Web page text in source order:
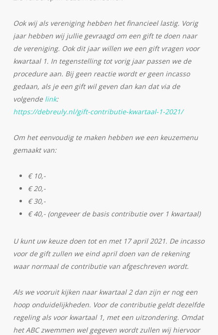
Ook wij als vereniging hebben het financieel lastig. Vorig
jaar hebben wij jullie gevraagd om een gift te doen naar
de vereniging. Ook dit jaar willen we een gift vragen voor
kwartaal 1. In tegenstelling tot vorig jaar passen we de
procedure aan. Bij geen reactie wordt er geen incasso
gedaan, als je een gift wil geven dan kan dat via de
volgende link:
https://debreuly.nl/gift-contributie-kwartaal-1-2021/
Om het eenvoudig te maken hebben we een keuzemenu
gemaakt van:
€ 10,-
€ 20,-
€ 30,-
€ 40,- (ongeveer de basis contributie over 1 kwartaal)
U kunt uw keuze doen tot en met 17 april 2021. De incasso
voor de gift zullen we eind april doen van de rekening
waar normaal de contributie van afgeschreven wordt.
Als we vooruit kijken naar kwartaal 2 dan zijn er nog een
hoop onduidelijkheden. Voor de contributie geldt dezelfde
regeling als voor kwartaal 1, met een uitzondering. Omdat
het ABC zwemmen wel gegeven wordt zullen wij hiervoor